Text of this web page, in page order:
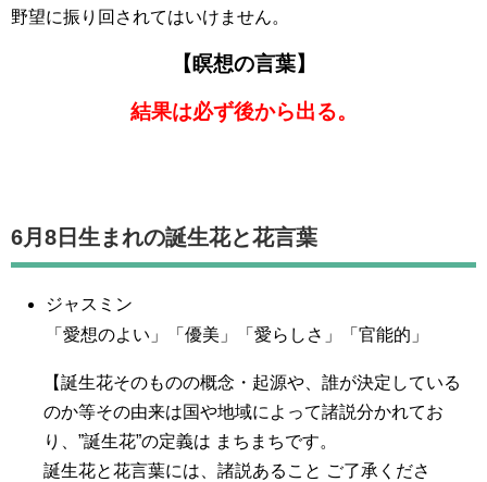
野望に振り回されてはいけません。
【瞑想の言葉】
結果は必ず後から出る。
6月8日生まれの誕生花と花言葉
ジャスミン
「愛想のよい」「優美」「愛らしさ」「官能的」
【誕生花そのものの概念・起源や、誰が決定している
のか等その由来は国や地域によって諸説分かれてお
り、”誕生花”の定義は まちまちです。
誕生花と花言葉には、諸説あること ご了承くださ